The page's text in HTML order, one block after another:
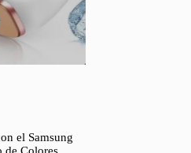
el Samsung
de Colores